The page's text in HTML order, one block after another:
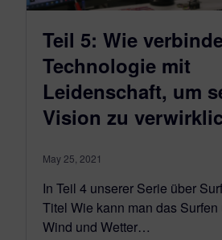
Teil 5: Wie
Technologie mit
Leidenschaft, um
Vision zu
May 25, 2021
In Teil 4 unserer Serie über
Titel Wie kann man das
Wind und Wetter…